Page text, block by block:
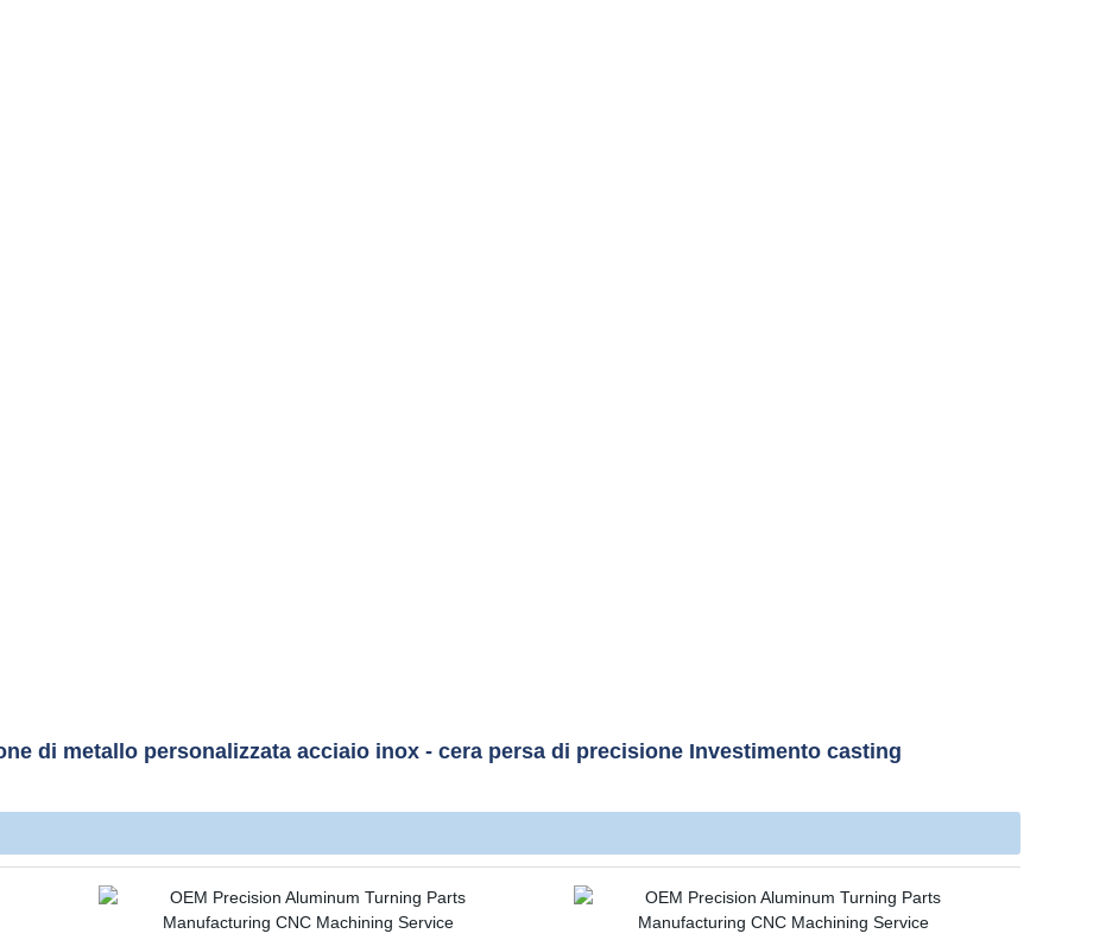
di metallo personalizzata acciaio inox - cera persa di precisione Investimento casting